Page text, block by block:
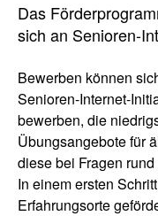
Das
sich an Senioren-
Bewerben können
Senioren-Internet-
bewerben, die
Übungsangebote für
diese bei Fragen
In einem ersten
Erfahrungsorte